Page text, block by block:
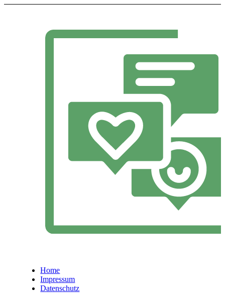
Home
Impressum
Datenschutz